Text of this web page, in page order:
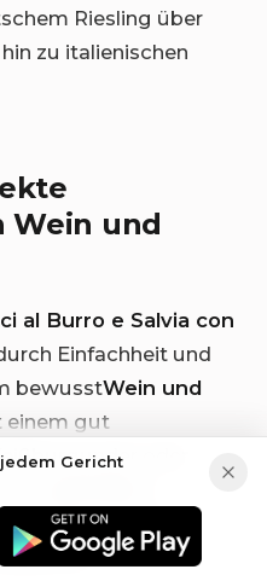
Riesling über
zu italienischen
Wein und
al Burro e Salvia con
Einfachheit und
bewusstWein und
einem gut
oder
als auch
Gericht